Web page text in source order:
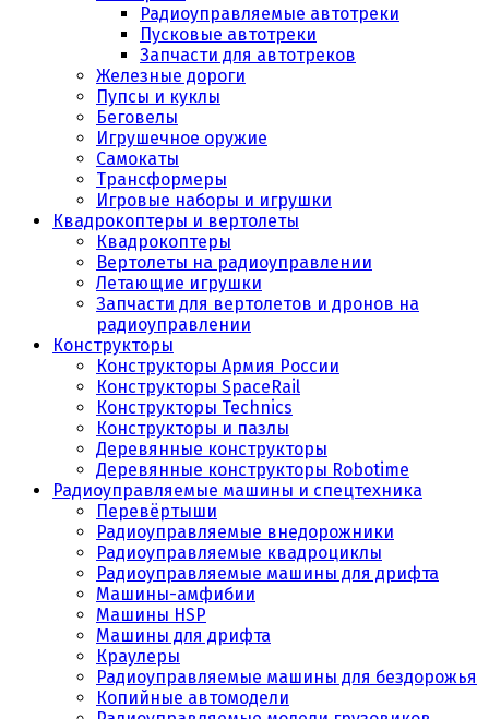
Радиоуправляемые автотреки
Пусковые автотреки
Запчасти для автотреков
Железные дороги
Пупсы и куклы
Беговелы
Игрушечное оружие
Самокаты
Трансформеры
Игровые наборы и игрушки
Квадрокоптеры и вертолеты
Квадрокоптеры
Вертолеты на радиоуправлении
Летающие игрушки
Запчасти для вертолетов и дронов на
радиоуправлении
Конструкторы
Конструкторы Армия России
Конструкторы SpaceRail
Конструкторы Technics
Конструкторы и пазлы
Деревянные конструкторы
Деревянные конструкторы Robotime
Радиоуправляемые машины и спецтехника
Перевёртыши
Радиоуправляемые внедорожники
Радиоуправляемые квадроциклы
Радиоуправляемые машины для дрифта
Машины-амфибии
Машины HSP
Машины для дрифта
Краулеры
Радиоуправляемые машины для бездорожья
Копийные автомодели